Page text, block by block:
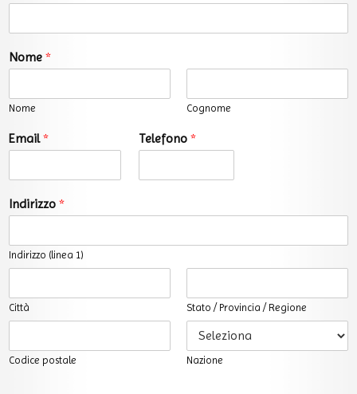
Nome *
Nome Cognome
Email* Telefono *
Indirizzo *
Indirizzo (linea 1)
Città Stato / Provincia / Regione
Codice postale Nazione